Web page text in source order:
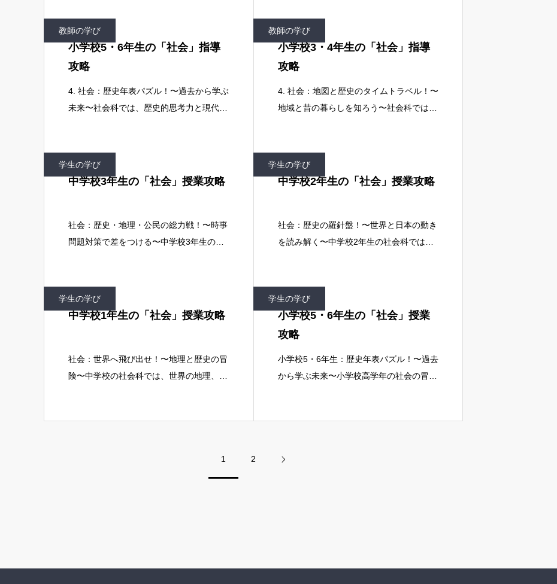
始
教師の学び
小学校5・6年生の「社会」指導
攻略
4. 社会：歴史年表パズル！〜過去から学ぶ
未来〜社会科では、歴史的思考力と現代社
教師の学び
小学校3・4年生の「社会」指導
攻略
4. 社会：地図と歴史のタイムトラベル！〜
地域と昔の暮らしを知ろう〜社会科では、
で
学生の学び
中学校3年生の「社会」授業攻略
社会：歴史・地理・公民の総力戦！〜時事
問題対策で差をつける〜中学校3年生の社
す。
学生の学び
中学校2年生の「社会」授業攻略
社会：歴史の羅針盤！〜世界と日本の動き
を読み解く〜中学校2年生の社会科では、
学生の学び
中学校1年生の「社会」授業攻略
社会：世界へ飛び出せ！〜地理と歴史の冒
険〜中学校の社会科では、世界の地理、日
学生の学び
小学校5・6年生の「社会」授業
攻略
小学校5・6年生：歴史年表パズル！〜過去
から学ぶ未来〜小学校高学年の社会の冒険
1
2